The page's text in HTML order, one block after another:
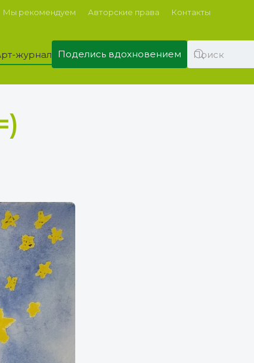
Мы рекомендуем Авторские права Контакты
журнал Поделись вдохновением